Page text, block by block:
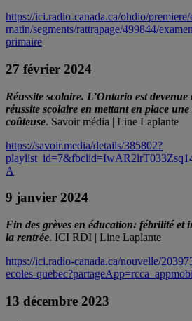
https://ici.radio-canada.ca/ohdio/
matin/segments/rattrapage/499844/
primaire
27 février 2024
Réussite scolaire. L’Ontario est
réussite scolaire en mettant en place
coûteuse. Savoir média | Line Laplante
https://savoir.media/details/385802?
A
9 janvier 2024
Fin des grèves en éducation: fébrilité et
la rentrée. ICI RDI | Line Laplante
https://ici.radio-canada.ca/nouvelle/
ecoles-
13 décembre 2023